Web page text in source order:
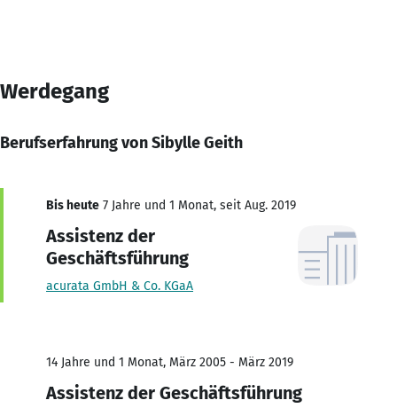
Werdegang
Berufserfahrung von Sibylle Geith
Bis heute 7 Jahre und 1 Monat, seit Aug. 2019
Assistenz der
Geschäftsführung
acurata GmbH & Co. KGaA
14 Jahre und 1 Monat, März 2005 - März 2019
Assistenz der Geschäftsführung